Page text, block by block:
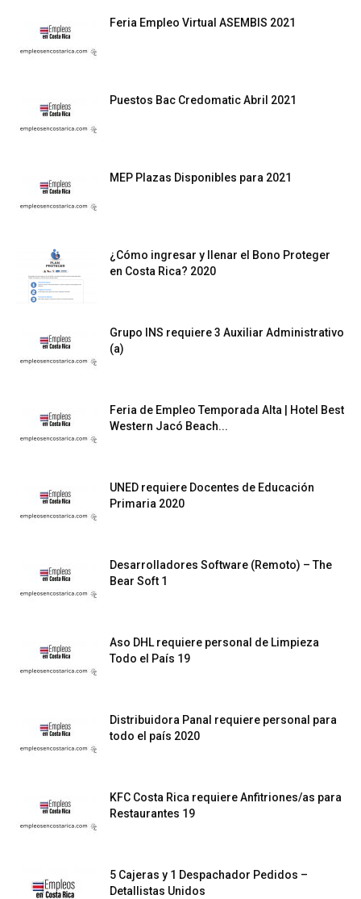
Feria Empleo Virtual ASEMBIS 2021
Puestos Bac Credomatic Abril 2021
MEP Plazas Disponibles para 2021
¿Cómo ingresar y llenar el Bono Proteger
en Costa Rica? 2020
Grupo INS requiere 3 Auxiliar Administrativo
(a)
Feria de Empleo Temporada Alta | Hotel Best
Western Jacó Beach...
UNED requiere Docentes de Educación
Primaria 2020
Desarrolladores Software (Remoto) – The
Bear Soft 1
Aso DHL requiere personal de Limpieza
Todo el País 19
Distribuidora Panal requiere personal para
todo el país 2020
KFC Costa Rica requiere Anfitriones/as para
Restaurantes 19
5 Cajeras y 1 Despachador Pedidos –
Detallistas Unidos